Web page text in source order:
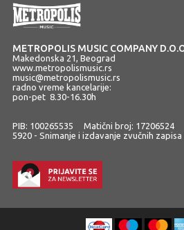
METROPOLIS MUSIC COMPANY
Makedonska 21, Beograd
www.metropolismusic.rs
music@metropolismusic.rs
radno vreme kancelarije:
pon-pet 8.30-16.30h
PIB: 100265535 Matični broj: 17206524
5920 - Snimanje i izdavanje zvučnih zapisa